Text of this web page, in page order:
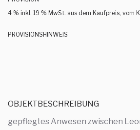
4 % inkl. 19 % MwSt. aus dem Kaufpreis, vom
PROVISIONSHINWEIS
OBJEKTBESCHREIBUNG
gepflegtes Anwesen zwischen